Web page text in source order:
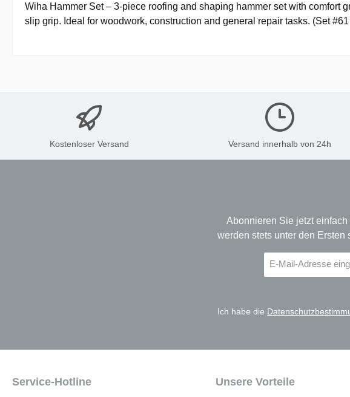
Wiha Hammer Set – 3-piece roofing and shaping hammer set with
slip grip. Ideal for woodwork, construction and general repair tasks. (Set
Kostenloser Versand Versand innerhalb von 24h
Abonnieren Sie jetzt
werden stets unter den Ersten
Mail-
Ich habe die
Service-Hotline Unsere Vorteile